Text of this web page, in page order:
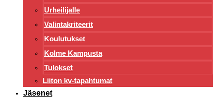
Urheilijalle
Valintakriteerit
Koulutukset
Kolme Kampusta
Tulokset
Liiton kv-tapahtumat
Jäsenet